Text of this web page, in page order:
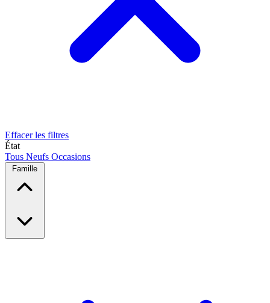
Effacer les filtres
État
Tous Neufs Occasions
Famille